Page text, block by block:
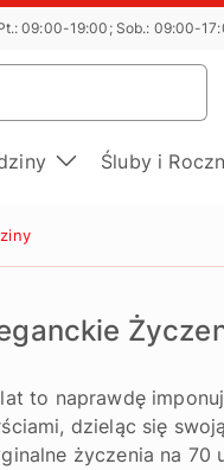
09:00-19:00; Sob.: 09:00-
Śluby i
to naprawdę
dzieląc się
życzenia na